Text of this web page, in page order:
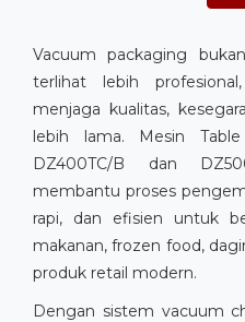
Vacuum packaging
terlihat lebih
menjaga kualitas,
lebih lama. Mesin
DZ400TC/B dan
membantu proses
rapi, dan efisien untuk
makanan, frozen food,
produk retail modern.
Dengan sistem vacuum